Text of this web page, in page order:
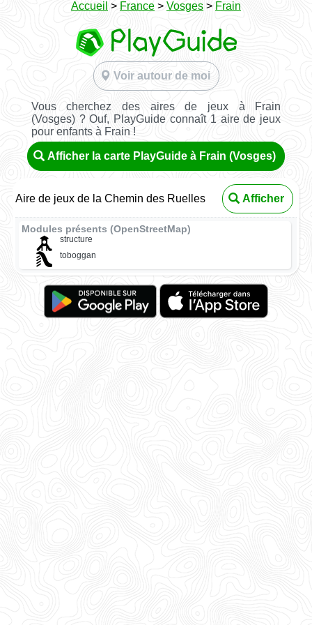
Accueil > France > Vosges > Frain
Voir autour de moi
Vous cherchez des aires de jeux à Frain
(Vosges) ? Ouf, PlayGuide connaît 1 aire de jeux
pour enfants à Frain !
Afficher la carte PlayGuide à Frain (Vosges)
Aire de jeux de la Chemin des Ruelles Afficher
Modules présents (OpenStreetMap)
structure
toboggan